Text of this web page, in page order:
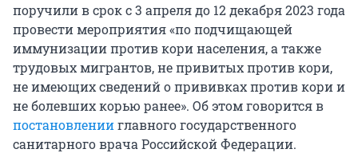
поручили в срок с 3 апреля до 12 декабря 2023 года
провести мероприятия «по подчищающей
иммунизации против кори населения, а также
трудовых мигрантов, не привитых против кори,
не имеющих сведений о прививках против кори и
не болевших корью ранее». Об этом говорится в
постановленииглавного государственного
санитарного врача Российской Федерации.